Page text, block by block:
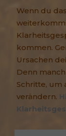
Wenn du
kommen.
Ursachen
Denn
Schritte, um
verändern.